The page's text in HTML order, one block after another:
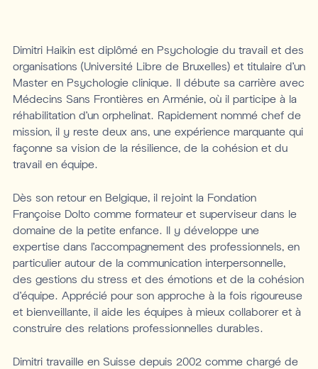
Dimitri Haikin est diplômé en Psychologie du travail et des
organisations (Université Libre de Bruxelles) et titulaire d’un
Master en Psychologie clinique. Il débute sa carrière avec
Médecins Sans Frontières en Arménie, où il participe à la
réhabilitation d’un orphelinat. Rapidement nommé chef de
mission, il y reste deux ans, une expérience marquante qui
façonne sa vision de la résilience, de la cohésion et du
travail en équipe.
Dès son retour en Belgique, il rejoint la Fondation
Françoise Dolto comme formateur et superviseur dans le
domaine de la petite enfance. Il y développe une
expertise dans l’accompagnement des professionnels, en
particulier autour de la communication interpersonnelle,
des gestions du stress et des émotions et de la cohésion
d’équipe. Apprécié pour son approche à la fois rigoureuse
et bienveillante, il aide les équipes à mieux collaborer et à
construire des relations professionnelles durables.
Dimitri travaille en Suisse depuis 2002 comme chargé de